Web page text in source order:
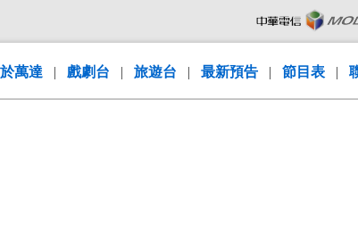
萬達 | 戲劇台 | 旅遊台 | 最新預告 | 節目表 |